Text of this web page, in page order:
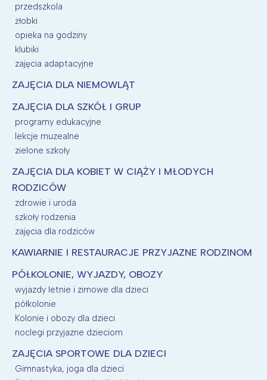
przedszkola
żłobki
opieka na godziny
klubiki
zajęcia adaptacyjne
ZAJĘCIA DLA NIEMOWLĄT
ZAJĘCIA DLA SZKÓŁ I GRUP
programy edukacyjne
lekcje muzealne
zielone szkoły
ZAJĘCIA DLA KOBIET W CIĄŻY I MŁODYCH
RODZICÓW
zdrowie i uroda
szkoły rodzenia
zajęcia dla rodziców
KAWIARNIE I RESTAURACJE PRZYJAZNE RODZINOM
PÓŁKOLONIE, WYJAZDY, OBOZY
wyjazdy letnie i zimowe dla dzieci
półkolonie
Kolonie i obozy dla dzieci
noclegi przyjazne dzieciom
ZAJĘCIA SPORTOWE DLA DZIECI
Gimnastyka, joga dla dzieci